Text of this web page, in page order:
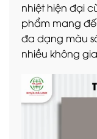
nhiệt hiện đại
phẩm mang
đa dạng màu
nhiều không